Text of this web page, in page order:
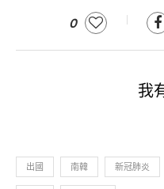
0
我
出國 南韓 新冠肺炎